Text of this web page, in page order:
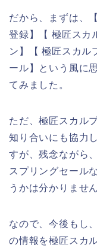
だから、まずは、
登録】【 極匠スカ
ン】【 極匠スカル
ール】という風に
てみました。
ただ、極匠スカル
知り合いにも協力
すが、残念ながら
スプリングセール
うかは分かりませ
なので、今後もし
の情報を極匠スカ